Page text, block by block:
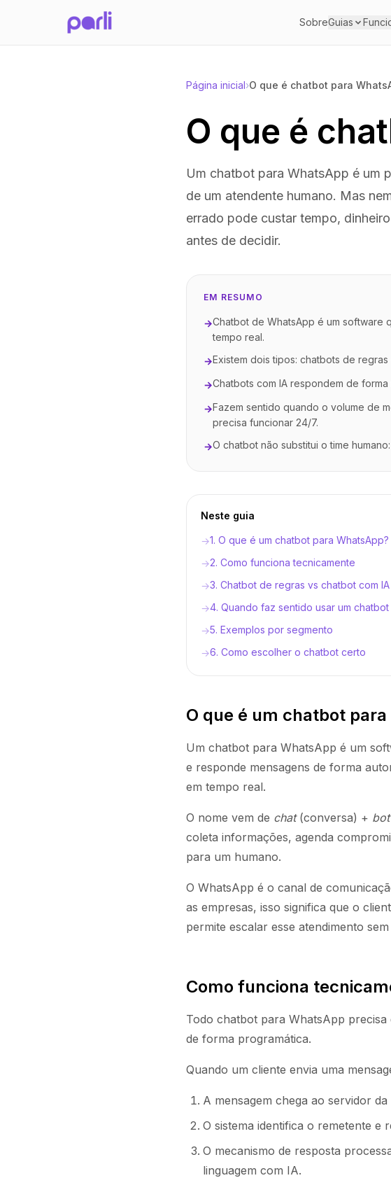
SobreGuias
Página inicial›O que é chatbot para
O que é
Um chatbot para WhatsApp é um
de um atendente humano. Mas
errado pode custar tempo,
antes de decidir.
EM RESUMO
→Chatbot de WhatsApp é um software
tempo real.
→Existem dois tipos: chatbots de
→Chatbots com IA respondem de
→Fazem sentido quando o volume de
precisa funcionar 24/7.
→O chatbot não substitui o time
Neste guia
→1. O que é um chatbot para WhatsApp?
→2. Como funciona tecnicamente
→3. Chatbot de regras vs chatbot com IA
→4. Quando faz sentido usar um chatbot
→5. Exemplos por segmento
→6. Como escolher o chatbot certo
O que é um chatbot
Um chatbot para WhatsApp é um
e responde mensagens de forma
em tempo real.
O nome vem de chat(conversa) + bot
coleta informações, agenda
para um humano.
O WhatsApp é o canal de
as empresas, isso significa que o
permite escalar esse atendimento
Como funciona
Todo chatbot para WhatsApp
de forma programática.
Quando um cliente envia uma
A mensagem chega ao servidor
O sistema identifica o remetente
O mecanismo de resposta
linguagem com IA.